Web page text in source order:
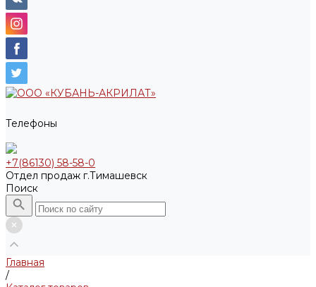
Телефоны
+7(86130) 58-58-0
Отдел продаж г.Тимашевск
Поиск
Главная
/